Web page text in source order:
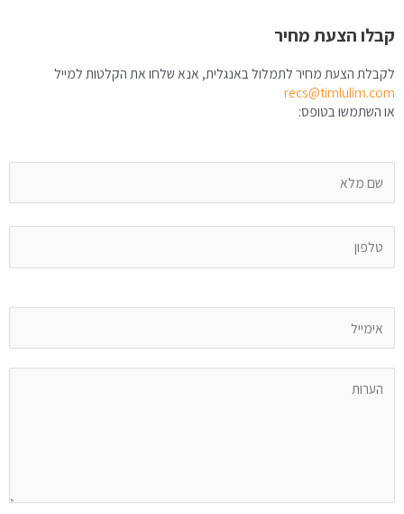
קבלו הצעת מחיר
לקבלת הצעת מחיר לתמלול באנגלית, אנא שלחו את הקלטות למייל
recs@timlulim.com
או השתמשו בטופס: